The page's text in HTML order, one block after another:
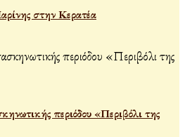
στην Κερατέα
περιόδου «Περιβόλι της